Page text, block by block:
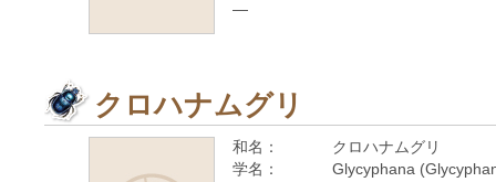
—
クロハナムグリ
和名：
クロハナムグリ
学名：
Glycyphana